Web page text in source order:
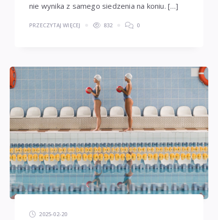
nie wynika z samego siedzenia na koniu. […]
PRZECZYTAJ WIĘCEJ 832 0
2025-02-20